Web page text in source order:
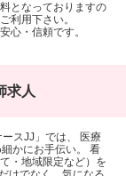
となっておりますの
利用下さい。
心・信頼です。
求人
スJJ」では、 医療
かにお手伝い。 看
・地域限定など）を